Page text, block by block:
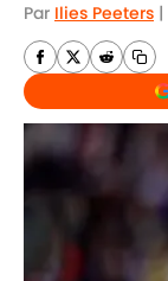
Par Ilies Peeters |